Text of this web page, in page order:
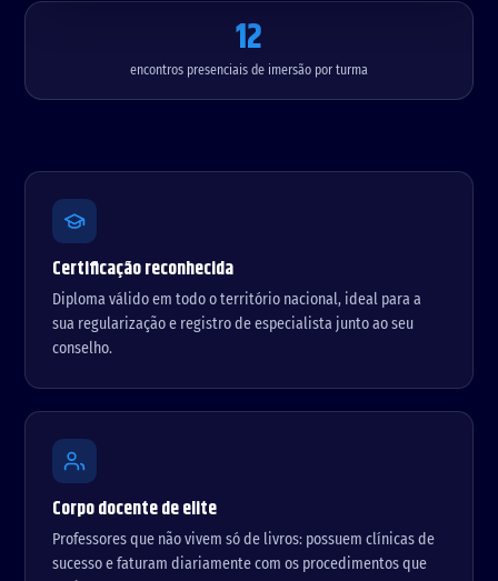
a
4:
12
encontros presenciais de imersão por turma
Certificação reconhecida
Diploma válido em todo o território nacional, ideal para a
sua regularização e registro de especialista junto ao seu
conselho.
Corpo docente de elite
Professores que não vivem só de livros: possuem clínicas de
sucesso e faturam diariamente com os procedimentos que